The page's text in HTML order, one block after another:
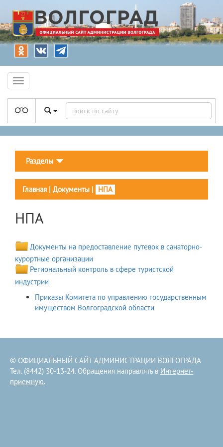
Разделы
Главная | Документы | НПА
НПА
Документы на предоставление путевок в санаторно-
курортные организации
Региональный контроль в сфере туристской
индустрии
Приказы Комитета по управлению государственным
имуществом Волгоградской области
© ОФИЦИАЛЬНЫЙ САЙТ АДМИНИСТРАЦИИ ВОЛГОГРАДА
Тел. (8442) 30-13-24. Обращения направлять в Интернет-
приемную.